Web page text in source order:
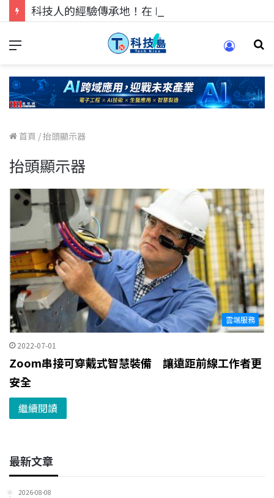
首頁 /抬頭顯示器
抬頭顯示器
雲端服務
2022-07-01
Zoom串接可穿戴式智慧裝備 讓遠距前線工作者更
安全
繼續閱讀
最新文章
2026-08-08